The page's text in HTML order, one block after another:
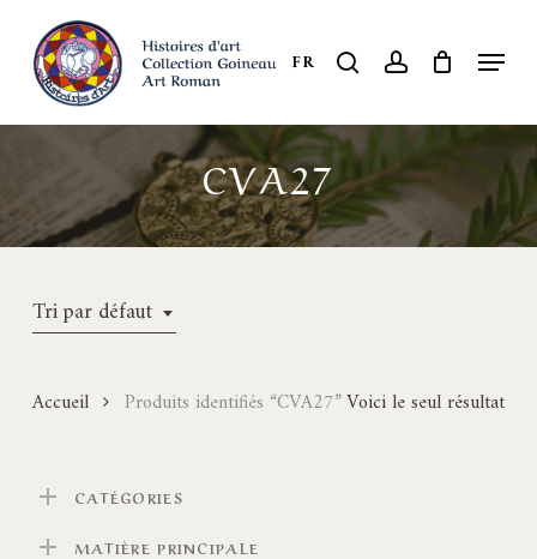
main
content
FR search account Menu
CVA27
Tri par défaut
Voici le seul résultat
Accueil Produits identifiés “CVA27”
CATÉGORIES
MATIÈRE PRINCIPALE
Close